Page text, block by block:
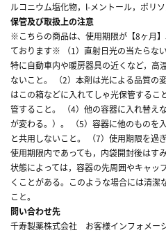
ルコニウム塩化物，l-メントール，ポリ
保管及び取扱上の注意
※こちらの商品は、使用期限が【8ヶ月
ております※ （1）直射日光の当たらな
特に自動車内や暖房器具の近くなど，高
ないこと。 （2）本剤は光による品質の
はこの箱などに入れてしゃ光保管するこ
管すること。 （4）他の容器に入れ替え
が変わる。）。 （5）容器に他のものを
と共用しないこと。 （7）使用期限を過
使用期限内であっても，内袋開封後はす
状態によっては，容器の先周囲やキャッ
くことがある。このような場合には清潔
こと。
問い合わせ先
千寿製薬株式会社 お客様インフォメー